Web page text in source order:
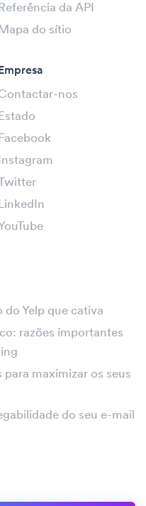
Referência da API
Mapa do sítio
Empresa
nos
Estado
Facebook
Instagram
Twitter
LinkedIn
do Yelp que cativa
razões importantes
para maximizar os seus
do seu e-mail